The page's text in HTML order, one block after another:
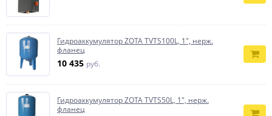
Гидроаккумулятор ZOTA TVTS100L, 1", нерж.
фланец
10 435 руб.
Гидроаккумулятор ZOTA TVTS50L, 1", нерж.
фланец